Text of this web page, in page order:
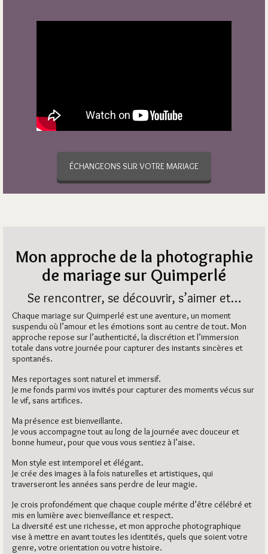
ÉCHANGEONS SUR VOTRE MARIAGE
Mon approche de la photographie
de mariage sur Quimperlé
Se rencontrer, se découvrir, s’aimer et…
Chaque mariage sur Quimperlé est une aventure, un moment
suspendu où l’amour et les émotions sont au centre de tout. Mon
approche repose sur l’authenticité, la discrétion et l’immersion
totale dans votre journée pour capturer des instants sincères et
spontanés.
Mes reportages sont naturel et immersif.
Je me fonds parmi vos invités pour capturer des moments vécus sur
le vif, sans artifices.
Ma présence est bienveillante.
Je vous accompagne tout au long de la journée avec douceur et
bonne humeur, pour que vous vous sentiez à l’aise.
Mon style est intemporel et élégant.
Je crée des images à la fois naturelles et artistiques, qui
traverseront les années sans perdre de leur magie.
Je crois profondément que chaque couple mérite d’être célébré et
mis en lumière avec bienveillance et respect.
La diversité est une richesse, et mon approche photographique
vise à mettre en avant toutes les identités, quels que soient votre
genre, votre orientation ou votre histoire.